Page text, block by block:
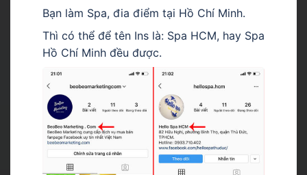
Bạn làm Spa, đia điểm tại Hồ Chí Minh.
Thì có thể để tên Ins là: Spa HCM, hay Spa
Hồ Chí Minh đều được.